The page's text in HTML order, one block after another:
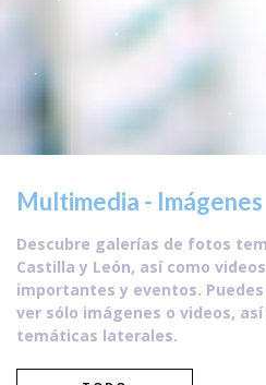
Multimedia - Imágenes
Descubre galerías de fotos
Castilla y León, así como
importantes y eventos.
ver sólo imágenes o videos,
temáticas laterales.